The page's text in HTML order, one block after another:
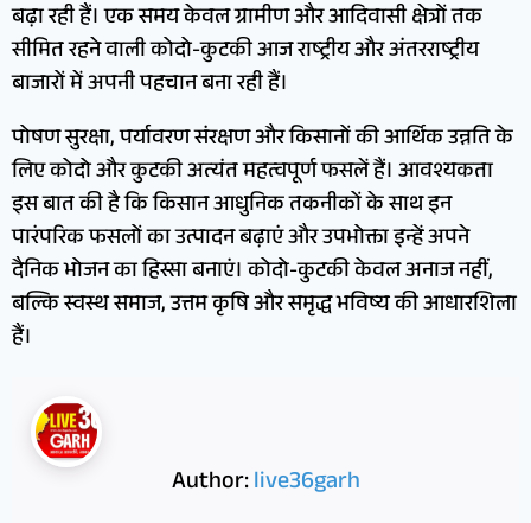
बढ़ा रही हैं। एक समय केवल ग्रामीण और आदिवासी क्षेत्रों तक
सीमित रहने वाली कोदो-कुटकी आज राष्ट्रीय और अंतरराष्ट्रीय
बाजारों में अपनी पहचान बना रही हैं।
पोषण सुरक्षा, पर्यावरण संरक्षण और किसानों की आर्थिक उन्नति के
लिए कोदो और कुटकी अत्यंत महत्वपूर्ण फसलें हैं। आवश्यकता
इस बात की है कि किसान आधुनिक तकनीकों के साथ इन
पारंपरिक फसलों का उत्पादन बढ़ाएं और उपभोक्ता इन्हें अपने
दैनिक भोजन का हिस्सा बनाएं। कोदो-कुटकी केवल अनाज नहीं,
बल्कि स्वस्थ समाज, उत्तम कृषि और समृद्ध भविष्य की आधारशिला
हैं।
Author:live36garh